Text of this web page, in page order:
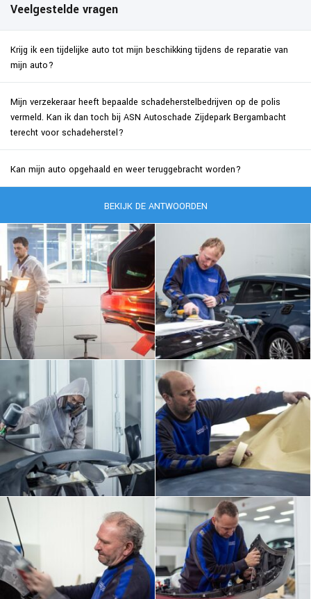
Veelgestelde vragen
Krijg ik een tijdelijke auto tot mijn beschikking tijdens de reparatie van
mijn auto?
Mijn verzekeraar heeft bepaalde schadeherstelbedrijven op de polis
vermeld. Kan ik dan toch bij ASN Autoschade Zijdepark Bergambacht
terecht voor schadeherstel?
Kan mijn auto opgehaald en weer teruggebracht worden?
BEKIJK DE ANTWOORDEN